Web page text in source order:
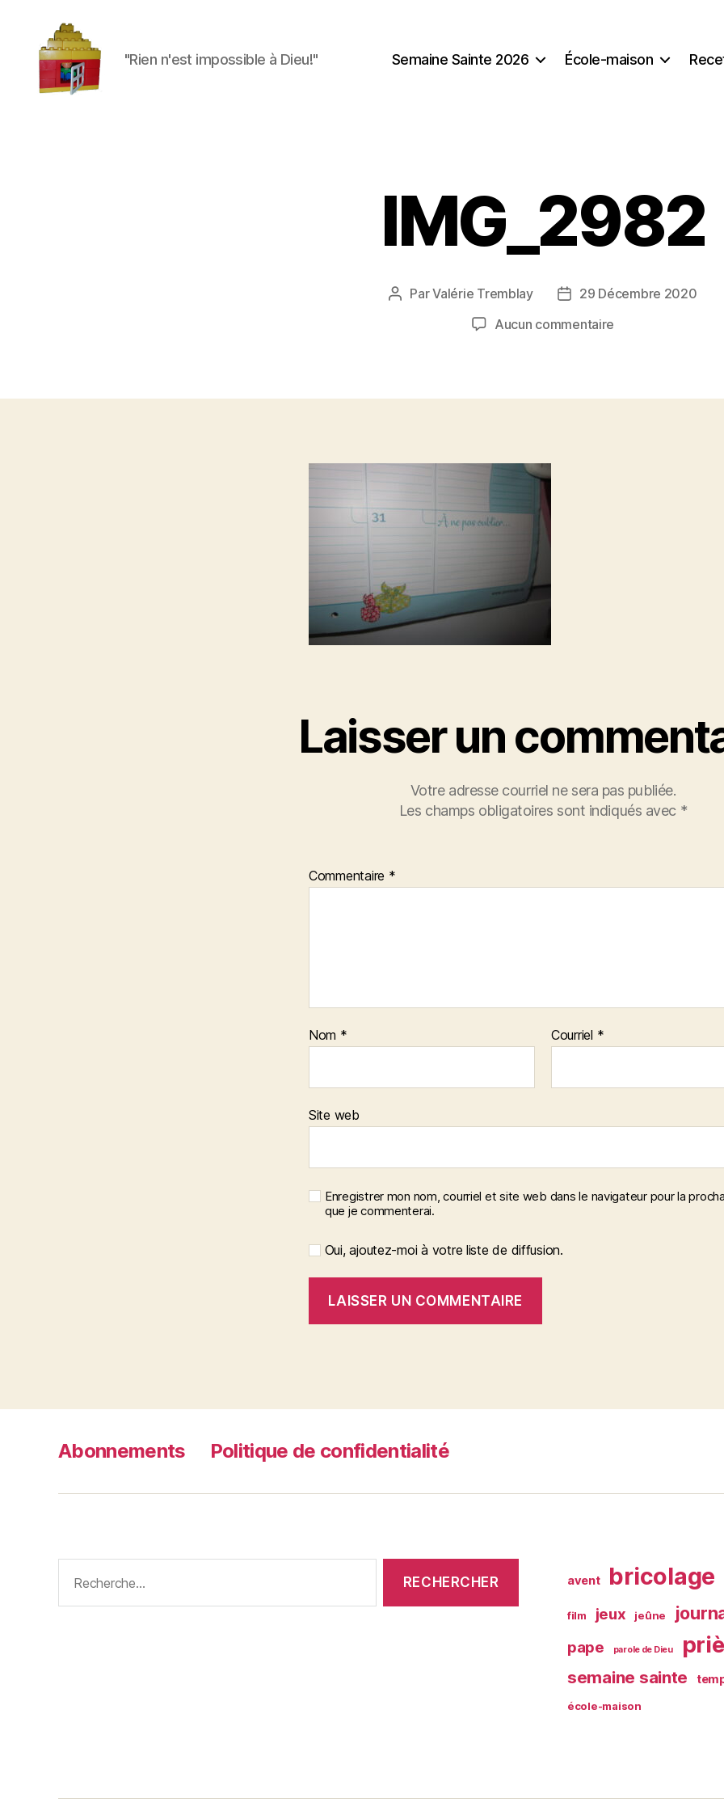
"Rien n'est impossible à Dieu!" Semaine Sainte 2026 École-maison
IMG_2982
Auteur
ParValérie Tremblay
Date
l’article
29 Décembre 2020
Aucun commentaire
Laisser un
Votre adresse courriel ne sera pas publiée.
Les champs obligatoires sont indiqués avec *
Commentaire *
Nom * Courriel *
Site web
Enregistrer mon nom, courriel et site web dans le navigateur pour la
que je commenterai.
Oui, ajoutez-moi à votre liste de diffusion.
Abonnements Politique de confidentialité
avent bricolage
film jeux jeûne
pape parole de Dieu
semaine sainte
école-maison